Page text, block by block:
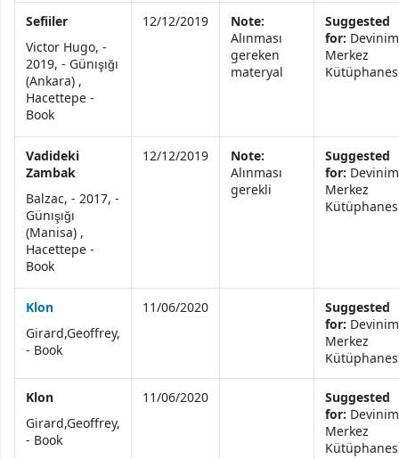
Sefiiler
Victor Hugo, -
2019, - Günışığı
(Ankara) ,
Hacettepe -
Book
12/12/2019
Note:
Alınması
gereken
materyal
Suggested
for: Devinim
Merkez
Vadideki
Zambak
Balzac, - 2017, -
Günışığı
(Manisa) ,
Hacettepe -
Book
12/12/2019
Note:
Alınması
gerekli
Suggested
for: Devinim
Merkez
Klon
Girard,Geoffrey,
- Book
11/06/2020
Suggested
for: Devinim
Merkez
Klon
Girard,Geoffrey,
- Book
11/06/2020
Suggested
for: Devinim
Merkez